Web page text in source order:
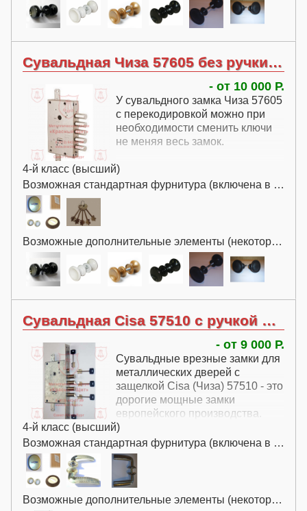
Сувальдная Чиза 57605 без ручки с перекодировкой
- от 10 000 Р.
У сувальдного замка Чиза 57605
с перекодировкой можно при
необходимости сменить ключи
не меняя весь замок.
4-й класс (высший)
Возможная стандартная фурнитура (включена в цену):
Возможные дополнительные элементы (некоторые за дополнительную плату):
Сувальдная Cisa 57510 с ручкой без перекодировки
- от 9 000 Р.
Сувальдные врезные замки для
металлических дверей с
защелкой Cisa (Чиза) 57510 - это
дорогие мощные замки
европейского производства.
4-й класс (высший)
Возможная стандартная фурнитура (включена в цену):
Возможные дополнительные элементы (некоторые за дополнительную плату):